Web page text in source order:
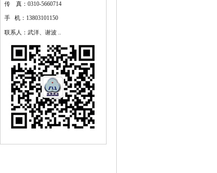
传 真：0310-5660714
手 机：13803101150
联系人：武洋、谢波 ..